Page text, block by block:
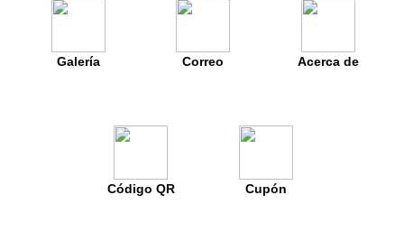
Galería Correo Acerca de
Código QR Cupón